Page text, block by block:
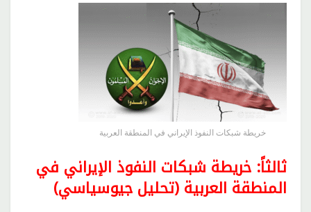
خريطة شبكات النفوذ الإيراني في المنطقة العربية
ثالثاً: خريطة شبكات النفوذ الإيراني في
المنطقة العربية (تحليل جيوسياسي)